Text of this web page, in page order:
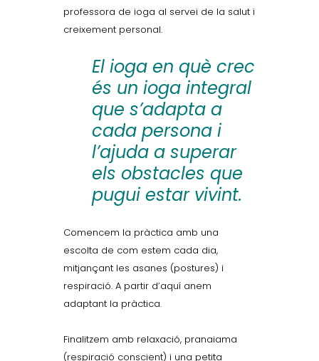
professora de ioga al servei de la salut i
creixement personal.
El ioga en què crec
és un ioga integral
que s’adapta a
cada persona i
l’ajuda a superar
els obstacles que
pugui estar vivint.
Comencem la pràctica amb una
escolta de com estem cada dia,
mitjançant les asanes (postures) i
respiració. A partir d’aquí anem
adaptant la pràctica.
Finalitzem amb relaxació, pranaiama
(respiració conscient) i una petita